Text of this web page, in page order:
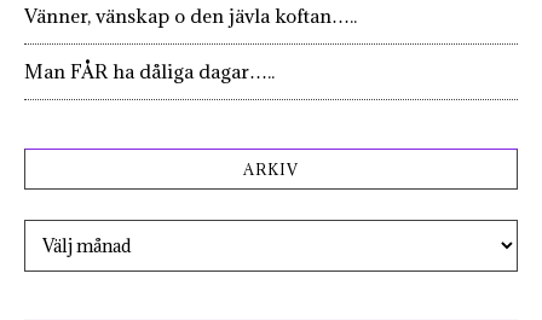
Vänner, vänskap o den jävla koftan…..
Man FÅR ha dåliga dagar…..
ARKIV
Arkiv